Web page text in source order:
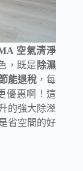
空氣清淨
，既是 除濕
能退稅 ，每
優惠啊！這
的強大除溼
省空間的好